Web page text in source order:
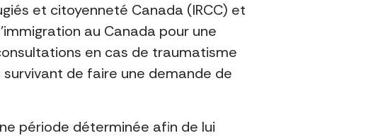
et citoyenneté Canada (IRCC) et
au Canada pour une
en cas de traumatisme
de faire une demande de
période déterminée afin de lui